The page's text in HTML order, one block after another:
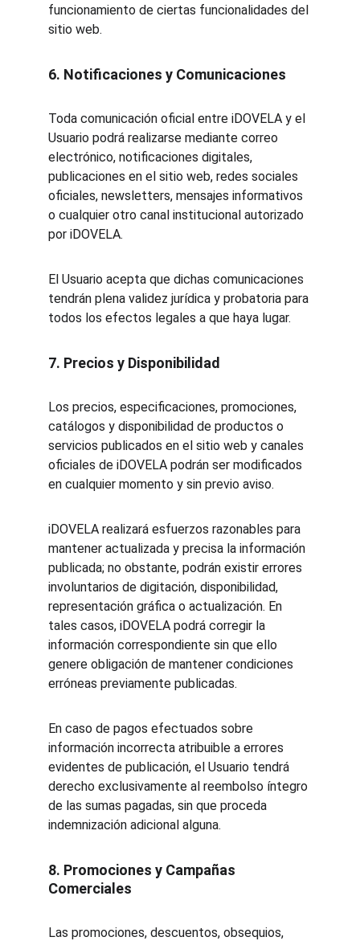
funcionamiento de ciertas funcionalidades del
sitio web.
6. Notificaciones y Comunicaciones
Toda comunicación oficial entre iDOVELA y el
Usuario podrá realizarse mediante correo
electrónico, notificaciones digitales,
publicaciones en el sitio web, redes sociales
oficiales, newsletters, mensajes informativos
o cualquier otro canal institucional autorizado
por iDOVELA.
El Usuario acepta que dichas comunicaciones
tendrán plena validez jurídica y probatoria para
todos los efectos legales a que haya lugar.
7. Precios y Disponibilidad
Los precios, especificaciones, promociones,
catálogos y disponibilidad de productos o
servicios publicados en el sitio web y canales
oficiales de iDOVELA podrán ser modificados
en cualquier momento y sin previo aviso.
iDOVELA realizará esfuerzos razonables para
mantener actualizada y precisa la información
publicada; no obstante, podrán existir errores
involuntarios de digitación, disponibilidad,
representación gráfica o actualización. En
tales casos, iDOVELA podrá corregir la
información correspondiente sin que ello
genere obligación de mantener condiciones
erróneas previamente publicadas.
En caso de pagos efectuados sobre
información incorrecta atribuible a errores
evidentes de publicación, el Usuario tendrá
derecho exclusivamente al reembolso íntegro
de las sumas pagadas, sin que proceda
indemnización adicional alguna.
8. Promociones y Campañas
Comerciales
Las promociones, descuentos, obsequios,